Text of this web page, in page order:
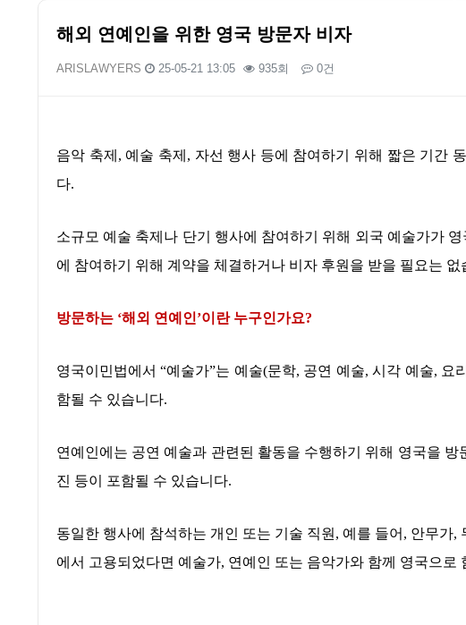
해외 연예인을 위한 영국 방문자 비자
ARISLAWYERS 25-05-21 13:05 935회 0건
음악 축제 , 예술 축제 , 자선 행사 등에 참여하기 위해 짧은 기간
다.
소규모 예술 축제나 단기 행사에 참여하기 위해 외국 예술가가
에 참여하기 위해 계약을 체결하거나 비자 후원을 받을 필요는 없
방문하는 ‘해외 연예인’이란 누구인가요?
영국이민법에서 “예술가”는 예술(문학, 공연 예술,시각 예술, 요
함될 수 있습니다.
연예인에는 공연 예술과 관련된 활동을 수행하기 위해 영국을 방
진 등이 포함될 수 있습니다.
동일한 행사에 참석하는 개인 또는 기술 직원 , 예를 들어 , 안무가,
에서 고용되었다면 예술가, 연예인 또는 음악가와 함께 영국으로